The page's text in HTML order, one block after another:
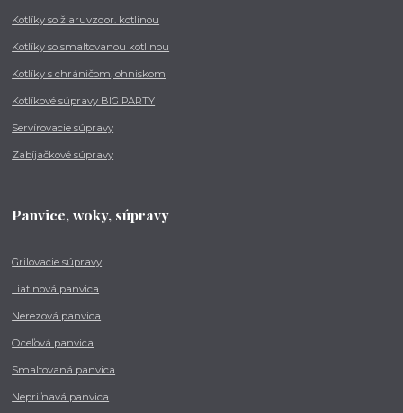
Kotlíky so žiaruvzdor. kotlinou
Kotlíky so smaltovanou kotlinou
Kotlíky s chráničom, ohniskom
Kotlíkové súpravy BIG PARTY
Servírovacie súpravy
Zabíjačkové súpravy
Panvice, woky, súpravy
Grilovacie súpravy
Liatinová panvica
Nerezová panvica
Oceľová panvica
Smaltovaná panvica
Nepriľnavá panvica